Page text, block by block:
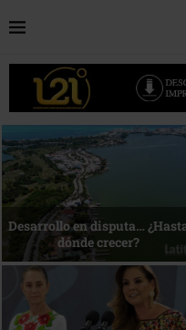
Bottega, un viaje servido a la
mesa